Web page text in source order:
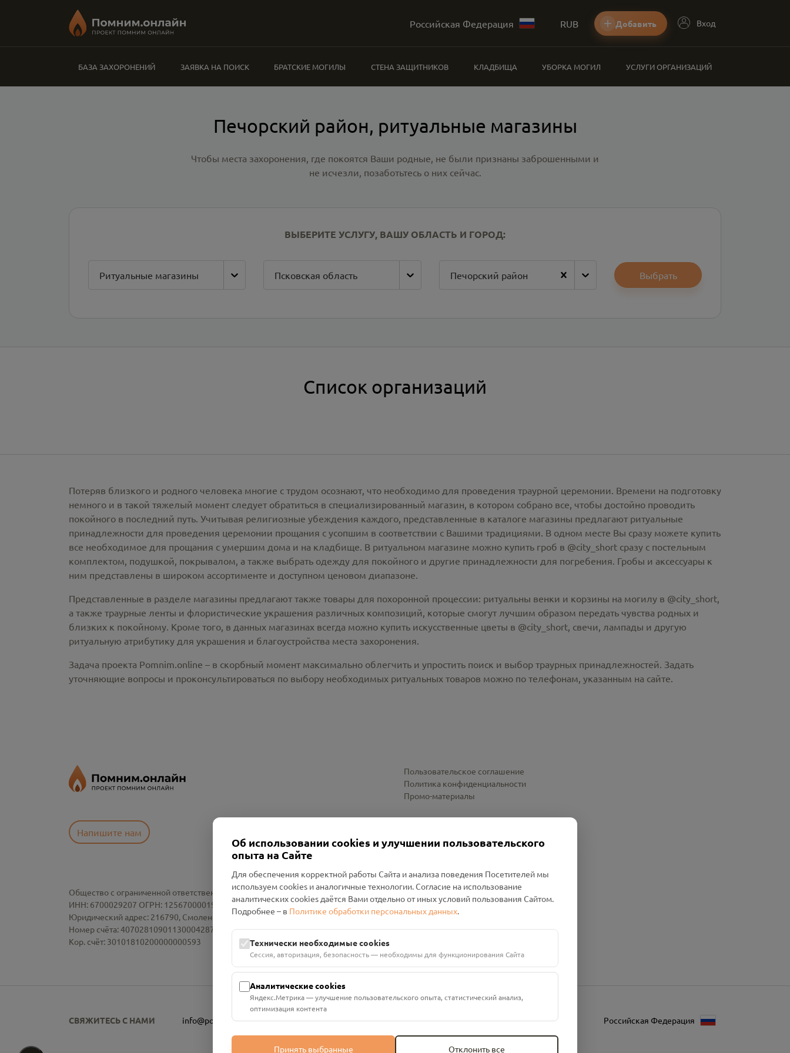
Российская Федерация RUB Добавить Вход
БАЗА ЗАХОРОНЕНИЙ ЗАЯВКА НА ПОИСК БРАТСКИЕ МОГИЛЫ СТЕНА ЗАЩИТНИКОВ КЛАДБИЩА УБОРКА МОГИЛ УСЛУГИ ОРГАНИЗАЦИЙ
Печорский район, ритуальные магазины
Чтобы места захоронения, где покоятся Ваши родные, не были признаны заброшенными и
не исчезли, позаботьтесь о них сейчас.
ВЫБЕРИТЕ УСЛУГУ, ВАШУ ОБЛАСТЬ И ГОРОД:
Ритуальные магазины Псковская область Печорский район Выбрать
Список организаций
Потеряв близкого и родного человека многие с трудом осознают, что необходимо для проведения траурной церемонии. Времени на подготовку
немного и в такой тяжелый момент следует обратиться в специализированный магазин, в котором собрано все, чтобы достойно проводить
покойного в последний путь. Учитывая религиозные убеждения каждого, представленные в каталоге магазины предлагают ритуальные
принадлежности для проведения церемонии прощания с усопшим в соответствии с Вашими традициями. В одном месте Вы сразу можете купить
все необходимое для прощания с умершим дома и на кладбище. В ритуальном магазине можно купить гроб в @city_short сразу с постельным
комплектом, подушкой, покрывалом, а также выбрать одежду для покойного и другие принадлежности для погребения. Гробы и аксессуары к
ним представлены в широком ассортименте и доступном ценовом диапазоне.
Представленные в разделе магазины предлагают также товары для похоронной процессии: ритуальны венки и корзины на могилу в @city_short,
а также траурные ленты и флористические украшения различных композиций, которые смогут лучшим образом передать чувства родных и
близких к покойному. Кроме того, в данных магазинах всегда можно купить искусственные цветы в @city_short, свечи, лампады и другую
ритуальную атрибутику для украшения и благоустройства места захоронения.
Задача проекта Pomnim.online – в скорбный момент максимально облегчить и упростить поиск и выбор траурных принадлежностей. Задать
уточняющие вопросы и проконсультироваться по выбору необходимых ритуальных товаров можно по телефонам, указанным на сайте.
Напишите нам
Пользовательское соглашение
Политика конфиденциальности
Промо-материалы
Общество с ограниченной ответственностью «Смоленский Проект Помним»
ИНН: 6700029207 ОГРН: 1256700001986
Юридический адрес: 216790, Смоленская область, р-н Руднянский, г. Рудня, улица Западная, д. 26А, пом. 18
Номер счёта: 40702810901130004287 в АО "АЛЬФА-БАНК"
Кор. счёт: 30101810200000000593
СВЯЖИТЕСЬ С НАМИ info@pomnim.online Российская Федерация
Об использовании cookies и улучшении пользовательского
опыта на Сайте
Для обеспечения корректной работы Сайта и анализа поведения Посетителей мы
используем cookies и аналогичные технологии. Согласие на использование
аналитических cookies даётся Вами отдельно от иных условий пользования Сайтом.
Подробнее – в Политике обработки персональных данных.
Технически необходимые cookies
Сессия, авторизация, безопасность — необходимы для функционирования Сайта
Аналитические cookies
Яндекс.Метрика — улучшение пользовательского опыта, статистический анализ,
оптимизация контента
Принять выбранные Отклонить все